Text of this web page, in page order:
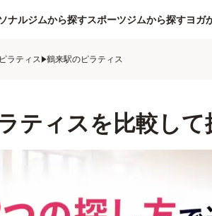
ナルジムから探すスポーツジムから探すヨガ
ラティス 鶴来駅のピラティス
ティスを比較して